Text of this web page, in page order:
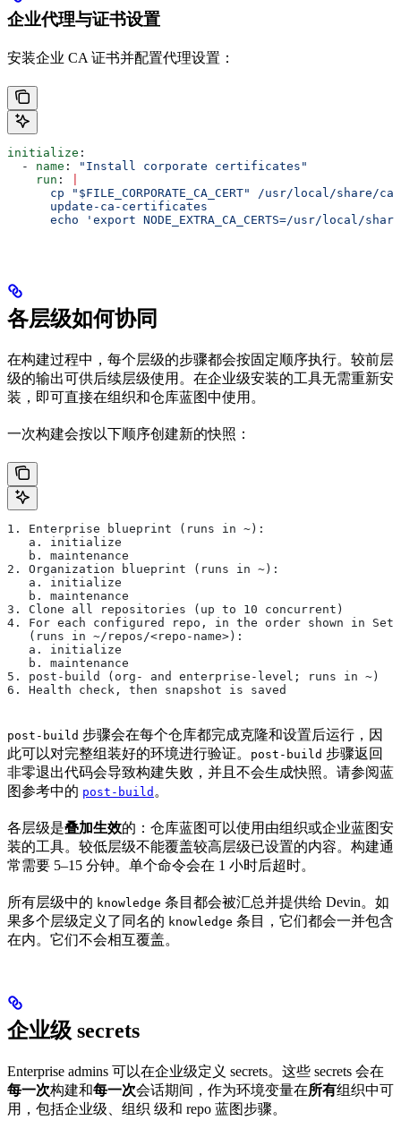
企业代理与证书设置
安装企业 CA 证书并配置代理设置：
initialize :
  -
name :
"Install corporate certificates"
    run
:
cp "$FILE_CORPORATE_CA_CERT" /usr/local/share/
      update-ca-certificates
echo 'export NODE_EXTRA_CA_CERTS=/usr/local/
各层级如何协同
在构建过程中，每个层级的步骤都会按固定顺序执行。较前层
级的输出可供后续层级使用。在企业级安装的工具无需重新安
装，即可直接在组织和仓库蓝图中使用。
一次构建会按以下顺序创建新的快照：
1. Enterprise blueprint (runs in ~):
   a. initialize
   b. maintenance
2. Organization blueprint (runs in ~):
   a. initialize
   b. maintenance
3. Clone all repositories (up to 10 concurrent)
4. For each configured repo, in the order shown in
   (runs in ~/repos/<repo-name>):
   a. initialize
   b. maintenance
5. post-build (org- and enterprise-level; runs in ~)
6. Health check, then snapshot is saved
post-build 步骤会在每个仓库都完成克隆和设置后运行，因
此可以对完整组装好的环境进行验证。
post-build 步骤返回
非零退出代码会导致构建失败，并且不会生成快照。请参阅蓝
图参考中的 post-build 。
各层级是叠加生效的：仓库蓝图可以使用由组织或企业蓝图安
装的工具。较低层级不能覆盖较高层级已设置的内容。构建通
常需要 5–15 分钟。单个命令会在 1 小时后超时。
所有层级中的 knowledge 条目都会被汇总并提供给 Devin。如
果多个层级定义了同名的 knowledge 条目，它们都会一并包含
在内。它们不会相互覆盖。
企业级 secrets
Enterprise admins 可以在企业级定义 secrets。这些 secrets 会在
每一次构建和每一次会话期间，作为环境变量在所有组织中可
用，包括企业级、组织 级和 repo 蓝图步骤。